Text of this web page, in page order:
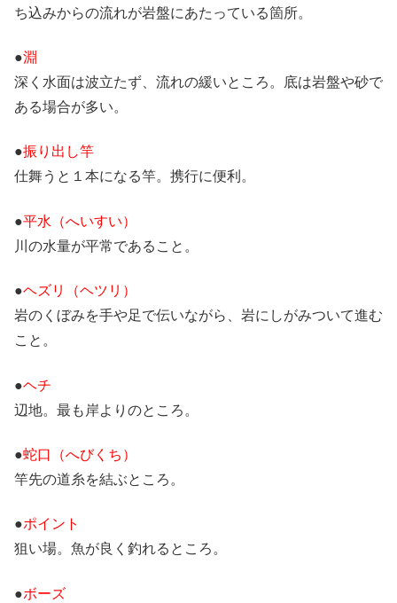
ち込みからの流れが岩盤にあたっている箇所。
●淵
深く水面は波立たず、流れの緩いところ。底は岩盤や砂で
ある場合が多い。
●振り出し竿
仕舞うと１本になる竿。携行に便利。
●平水（へいすい）
川の水量が平常であること。
●ヘズリ（ヘツリ）
岩のくぼみを手や足で伝いながら、岩にしがみついて進む
こと。
●ヘチ
辺地。最も岸よりのところ。
●蛇口（へびくち）
竿先の道糸を結ぶところ。
●ポイント
狙い場。魚が良く釣れるところ。
●ボーズ